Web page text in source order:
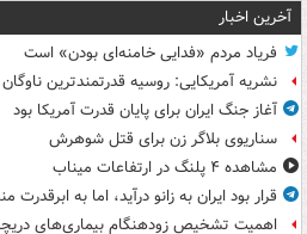
آخرین اخبار
فریاد مردم «فدایی خامنه‌ای بودن» است
نشریه آمریکایی: روسیه قدرتمندترین ناوگان
آغاز جنگ ایران برای پایان قدرت آمریکا بود
سناریوی بلاگر زن برای قتل شوهرش
مشاهده ۴ پلنگ در ارتفاعات میناب
قرار بود ایران به زانو درآید، اما به
اهمیت تشخیص زودهنگام بیماری‌های